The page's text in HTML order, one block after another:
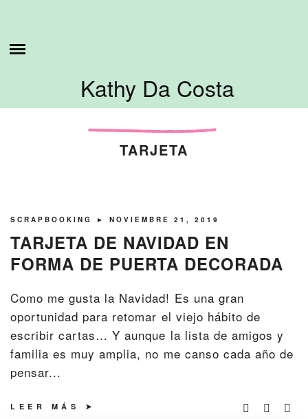
content
Kathy Da CostaTUTORIALES
TARJETA
SCRAPBOOKING ► NOVIEMBRE 21, 2019
TARJETA DE NAVIDAD EN
FORMA DE PUERTA DECORADA
Como me gusta la Navidad! Es una gran
oportunidad para retomar el viejo hábito de
escribir cartas… Y aunque la lista de amigos y
familia es muy amplia, no me canso cada año de
pensar...
LEER MÁS